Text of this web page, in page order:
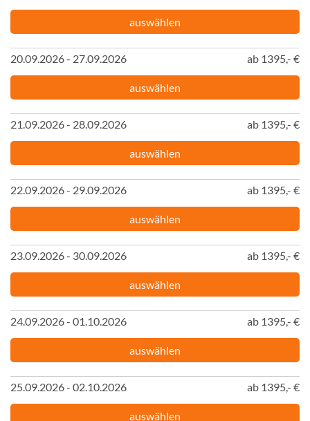
auswählen
20.09.2026 - 27.09.2026 ab 1395,- €
auswählen
21.09.2026 - 28.09.2026 ab 1395,- €
auswählen
22.09.2026 - 29.09.2026 ab 1395,- €
auswählen
23.09.2026 - 30.09.2026 ab 1395,- €
auswählen
24.09.2026 - 01.10.2026 ab 1395,- €
auswählen
25.09.2026 - 02.10.2026 ab 1395,- €
auswählen